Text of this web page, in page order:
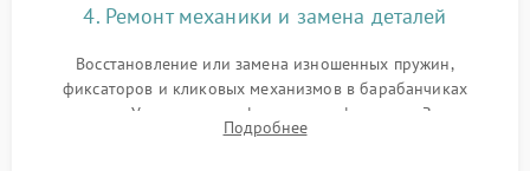
4. Ремонт механики и замена деталей
Восстановление или замена изношенных пружин,
фиксаторов и кликовых механизмов в барабанчиках
поправок. Устранение люфтов в трансфокаторе. Замена
поврежденных линз, разбитой сетки или восстановление
Подробнее